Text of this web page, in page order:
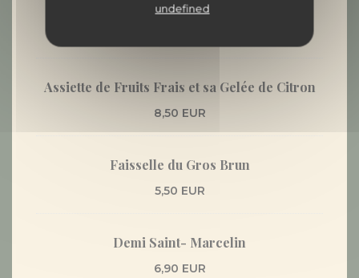
undefined
Tiramisu du Moment
Assiette de Fruits Frais et sa Gelée de Citron
8,50 EUR
Faisselle du Gros Brun
5,50 EUR
Demi Saint- Marcelin
6,90 EUR